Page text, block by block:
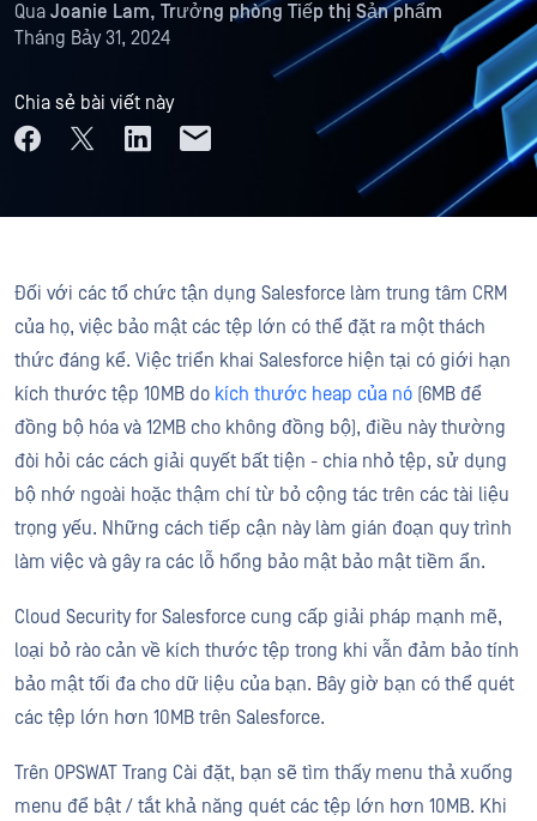
Qua Joanie Lam, Trưởng phòng Tiếp thị Sản phẩm
Tháng Bảy 31, 2024
Chia sẻ bài viết này
Đối với các tổ chức tận dụng Salesforce làm trung tâm CRM
của họ, việc bảo mật các tệp lớn có thể đặt ra một thách
thức đáng kể. Việc triển khai Salesforce hiện tại có giới hạn
kích thước tệp 10MB do kích thước heap của nó (6MB để
đồng bộ hóa và 12MB cho không đồng bộ), điều này thường
đòi hỏi các cách giải quyết bất tiện - chia nhỏ tệp, sử dụng
bộ nhớ ngoài hoặc thậm chí từ bỏ cộng tác trên các tài liệu
trọng yếu. Những cách tiếp cận này làm gián đoạn quy trình
làm việc và gây ra các lỗ hổng bảo mật bảo mật tiềm ẩn.
Cloud Security for Salesforce cung cấp giải pháp mạnh mẽ,
loại bỏ rào cản về kích thước tệp trong khi vẫn đảm bảo tính
bảo mật tối đa cho dữ liệu của bạn. Bây giờ bạn có thể quét
các tệp lớn hơn 10MB trên Salesforce.
Trên OPSWAT Trang Cài đặt, bạn sẽ tìm thấy menu thả xuống
menu để bật / tắt khả năng quét các tệp lớn hơn 10MB. Khi